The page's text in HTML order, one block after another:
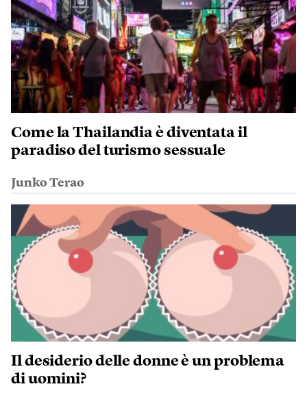
Come la Thailandia è diventata il
paradiso del turismo sessuale
Junko Terao
Il desiderio delle donne è un problema
di uomini?